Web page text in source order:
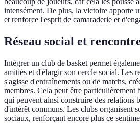
intensément. De plus, la victoire apporte
et renforce l'esprit de camaraderie et
Réseau social et
Intégrer un club de basket permet
amitiés et d'élargir son cercle social. Les
s'agisse d'entraînements ou de matchs,
membres. Cela peut être particulièrement
qui peuvent ainsi construire des relations
d'intérêt communs. Les clubs organisent
sociaux, renforçant encore plus ce